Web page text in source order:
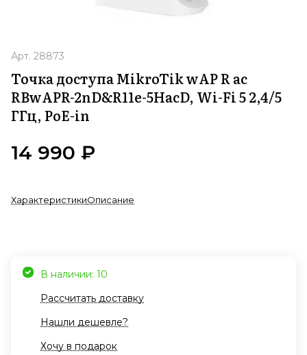
Арт. 28873
Точка доступа MikroTik wAP R ac
RBwAPR-2nD&R11e-5HacD, Wi-Fi 5 2,4/5
ГГц, PoE-in
14 990 ₽
ХарактеристикиОписание
В наличии: 10
Рассчитать доставку
Нашли дешевле?
Хочу в подарок